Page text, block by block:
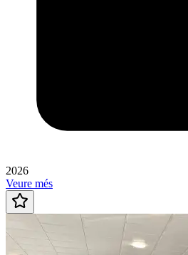
2026
Veure més